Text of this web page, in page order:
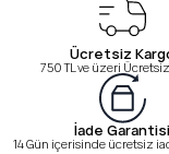
Kadın Topuklu
Sorular
Topuklu ayakkabı
Topuk yüksekliği,
doğru numara seçimi
Ücretsiz
750 TL ve üzeri
İade Garantisi
14 Gün içerisinde ücretsiz